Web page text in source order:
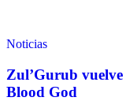
Noticias
Zul’Gurub vuelve
Blood God